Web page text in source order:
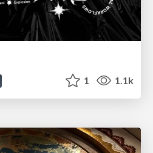
1 1.1k